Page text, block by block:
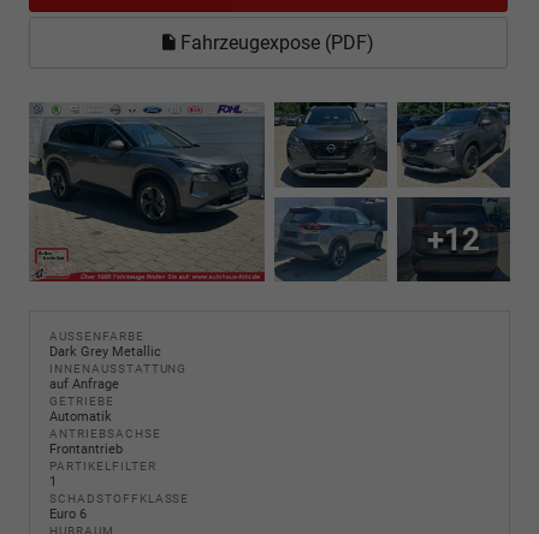
Fahrzeugexpose (PDF)
+12
AUSSENFARBE
Dark Grey Metallic
INNENAUSSTATTUNG
auf Anfrage
GETRIEBE
Automatik
ANTRIEBSACHSE
Frontantrieb
PARTIKELFILTER
1
SCHADSTOFFKLASSE
Euro 6
HUBRAUM